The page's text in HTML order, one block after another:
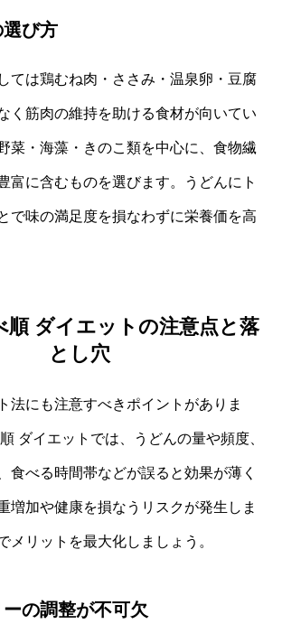
び方
ては鶏むね肉・ささみ・温泉卵・豆腐
く筋肉の維持を助ける食材が向いてい
菜・海藻・きのこ類を中心に、食物繊
富に含むものを選びます。うどんにト
で味の満足度を損なわずに栄養価を高
順 ダイエットの注意点と落
とし穴
法にも注意すべきポイントがありま
ダイエットでは、うどんの量や頻度、
食べる時間帯などが誤ると効果が薄く
増加や健康を損なうリスクが発生しま
メリットを最大化しましょう。
の調整が不可欠